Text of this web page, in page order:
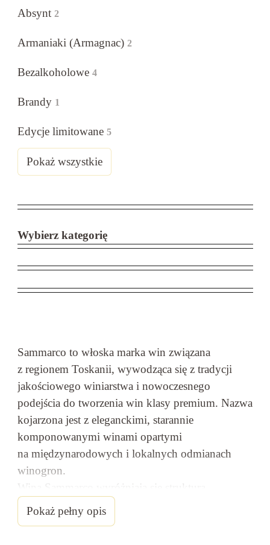
Absynt 2
Armaniaki (Armagnac) 2
Bezalkoholowe 4
Brandy 1
Edycje limitowane 5
Pokaż wszystkie
Wybierz kategorię
Sammarco to włoska marka win związana
z regionem Toskanii, wywodząca się z tradycji
jakościowego winiarstwa i nowoczesnego
podejścia do tworzenia win klasy premium. Nazwa
kojarzona jest z eleganckimi, starannie
komponowanymi winami opartymi
na międzynarodowych i lokalnych odmianach
winogron.
Wina Sammarco wyróżniają się strukturą,
złożonością i potencjałem dojrzewania, oferując
bogaty aromat dojrzałych owoców, przypraw i nut
Pokaż pełny opis